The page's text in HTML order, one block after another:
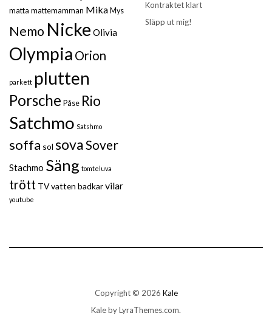
matta mattemamman Mika Mys
Nemo Nicke Olivia
Olympia Orion
parkett plutten
Porsche Påse Rio
Satchmo Satshmo
soffa sol sovaSover
Stachmo Säng tomteluva
trött TVvatten badkarvilar
youtube
Kontraktet klart
Släpp ut mig!
Copyright © 2026 Kale
Kaleby LyraThemes.com.